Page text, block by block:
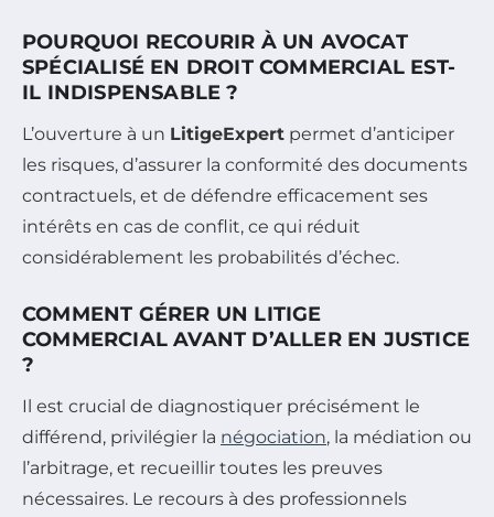
POURQUOI RECOURIR À UN AVOCAT
SPÉCIALISÉ EN DROIT COMMERCIAL EST-
IL INDISPENSABLE ?
L’ouverture à un LitigeExpert permet d’anticiper
les risques, d’assurer la conformité des documents
contractuels, et de défendre efficacement ses
intérêts en cas de conflit, ce qui réduit
considérablement les probabilités d’échec.
COMMENT GÉRER UN LITIGE
COMMERCIAL AVANT D’ALLER EN JUSTICE
?
Il est crucial de diagnostiquer précisément le
différend, privilégier la négociation, la médiation ou
l’arbitrage, et recueillir toutes les preuves
nécessaires. Le recours à des professionnels